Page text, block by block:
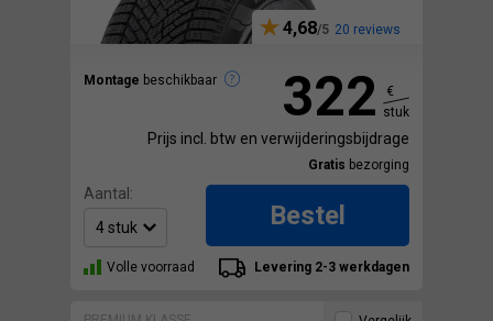
4,68 20 reviews
Montage beschikbaar 322
€
stuk
Prijs incl. btw en verwijderingsbijdrage
Gratis bezorging
Aantal:
Bestel
Volle voorraad Levering 2-3 werkdagen